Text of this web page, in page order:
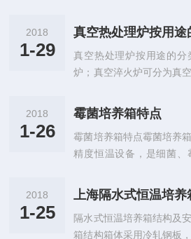
性能。保温层应有足够的
不应直接辐射在试验样品
的生产厂家！那购买恒温
问题呢？1.首先要知道我
如：250ml、500ml、1L
中经常使用的烧瓶容量后
3.摇床的大小确定后，我
品来定的）例如：我...
2018
1-29
真空热处理炉按用
真空热处理炉按用途的分
炉；真空淬火炉可分为真
承钢、高温合金钢等的真
适用的材料范围广、淬透
重复使用。不足之处有；
件后续需要清洗。真空油
不锈钢、模具钢等一些淬
要清洗。不足之处有淬火
2018
1-26
霉菌培养箱特点
霉菌培养箱特点霉菌培养
精度恒温设备，是细菌、
特别适用于生物工程、
产、畜牧等领域从事科研
霉菌培养箱产品特点：微
2018
1-25
上海隔水式恒温培
隔水式恒温培养箱结构及
箱结构箱体采用冷轧钢板